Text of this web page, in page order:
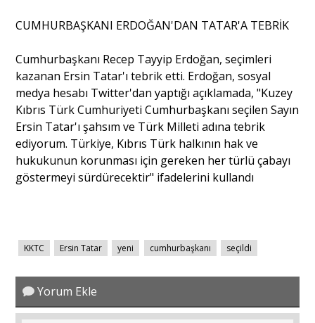
Yazarlar
Eğitim
Dosya Haber
Ankara Analiz
CUMHURBAŞKANI ERDOĞAN'DAN TATAR'A TEBRİK
Cumhurbaşkanı Recep Tayyip Erdoğan, seçimleri
kazanan Ersin Tatar'ı tebrik etti. Erdoğan, sosyal
medya hesabı Twitter'dan yaptığı açıklamada, "Kuzey
Kıbrıs Türk Cumhuriyeti Cumhurbaşkanı seçilen Sayın
Ersin Tatar'ı şahsım ve Türk Milleti adına tebrik
ediyorum. Türkiye, Kıbrıs Türk halkının hak ve
hukukunun korunması için gereken her türlü çabayı
göstermeyi sürdürecektir" ifadelerini kullandı
KKTC Ersin Tatar yeni cumhurbaşkanı seçildi
Yorum Ekle